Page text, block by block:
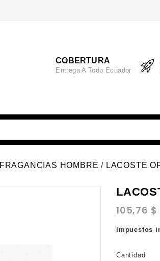
COBERTURA
Entrega A Todo Ecuador
FRAGANCIAS HOMBRE LACOSTE
105,76 $
Impuestos
Cantidad